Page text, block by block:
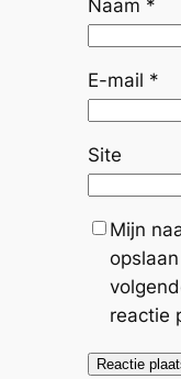
Naam *
E-mail *
Site
Mijn
reactie